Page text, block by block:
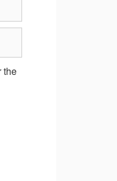
the